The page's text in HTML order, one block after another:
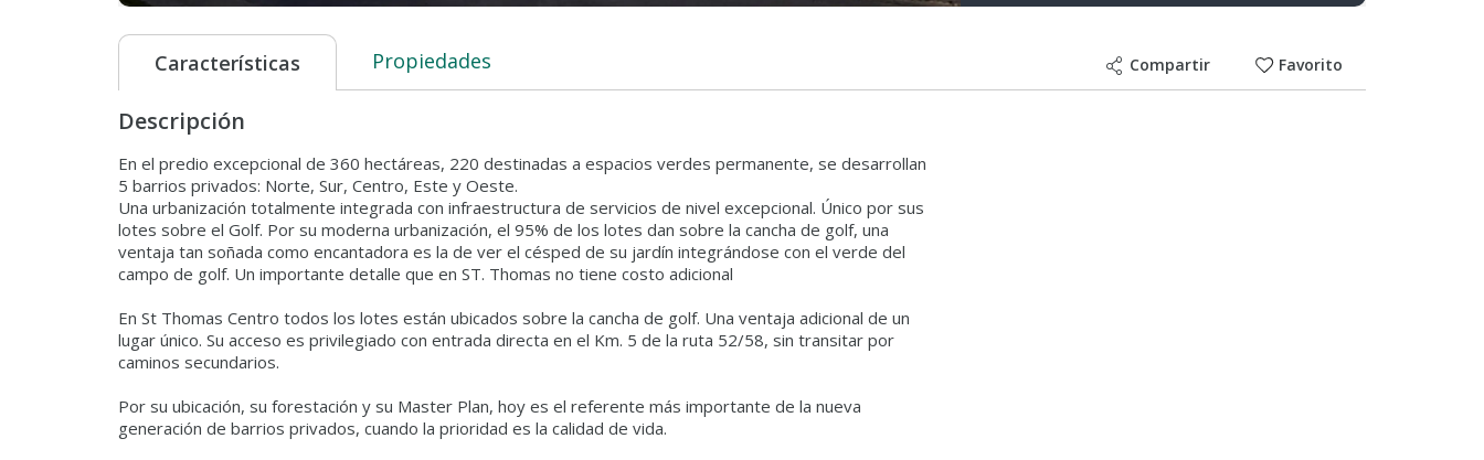
Compartir Favorito
Características Propiedades
Descripción
En el predio excepcional de 360 hectáreas, 220 destinadas a espacios verdes permanente, se desarrollan
5 barrios privados: Norte, Sur, Centro, Este y Oeste.
Una urbanización totalmente integrada con infraestructura de servicios de nivel excepcional. Único por sus
lotes sobre el Golf. Por su moderna urbanización, el 95% de los lotes dan sobre la cancha de golf, una
ventaja tan soñada como encantadora es la de ver el césped de su jardín integrándose con el verde del
campo de golf. Un importante detalle que en ST. Thomas no tiene costo adicional
En St Thomas Centro todos los lotes están ubicados sobre la cancha de golf. Una ventaja adicional de un
lugar único. Su acceso es privilegiado con entrada directa en el Km. 5 de la ruta 52/58, sin transitar por
caminos secundarios.
Por su ubicación, su forestación y su Master Plan, hoy es el referente más importante de la nueva
generación de barrios privados, cuando la prioridad es la calidad de vida.